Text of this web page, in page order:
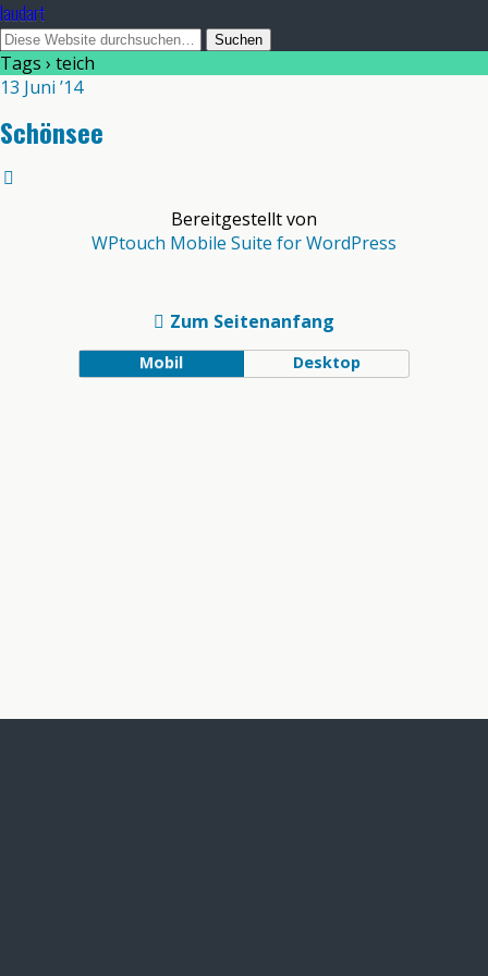
laudart
Tags › teich
13 Juni ’14
Schönsee
Bereitgestellt von
WPtouch Mobile Suite for WordPress
Zum Seitenanfang
Mobil Desktop